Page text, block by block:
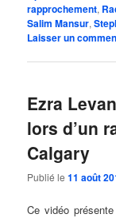
rapprochement,
Salim Mansur,
Laisser un
Ezra
lors d’un
Calgary
Publié le11 août
Ce vidéo